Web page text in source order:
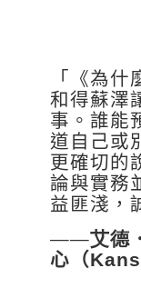
「《為
和得蘇澤
事。誰能
道自己或
更確切的
論與實務
益匪淺，
——艾德
心（